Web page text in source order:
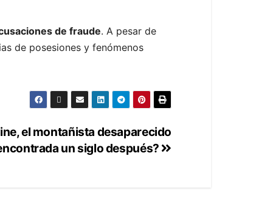
de fraude. A pesar de
de posesiones y fenómenos
el montañista desaparecido
un siglo después?